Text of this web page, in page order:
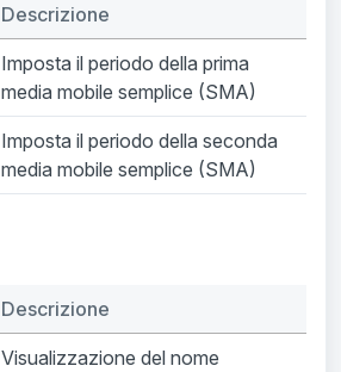
Descrizione
Imposta il periodo della prima
media mobile semplice (SMA)
Imposta il periodo della seconda
media mobile semplice (SMA)
Descrizione
Visualizzazione del nome